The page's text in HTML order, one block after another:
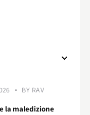
BY RAV
la maledizione